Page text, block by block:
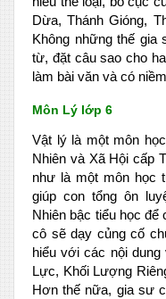
Dừa, Thánh Gióng,
Không những thế gia
từ, đặt câu sao cho
làm bài văn và có
Môn Lý lớp 6
Vật lý là một môn
Nhiên và Xã Hội cấp
như là một môn học
giúp con tổng ôn
Nhiên bậc tiểu học để
cô sẽ dạy củng cố
hiểu với các nội
Lực, Khối Lượng
Hơn thế nữa, gia sư